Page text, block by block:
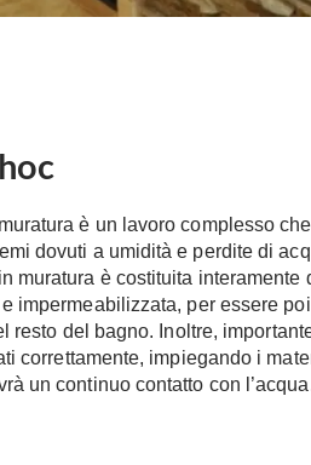
è un lavoro complesso
dovuti a umidità e perdite di
muratura è costituita
impermeabilizzata, per essere
resto del bagno. Inoltre,
correttamente, impiegando i
un continuo contatto con